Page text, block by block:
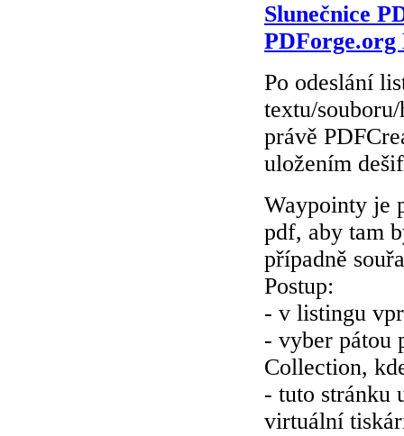
Slunečnice
PDForge.org
Po odeslání
textu/
právě
uložením
Waypointy je
pdf, aby tam
případně
Postup:
- v listingu
- vyber pátou
Collection,
- tuto stránku
virtuální